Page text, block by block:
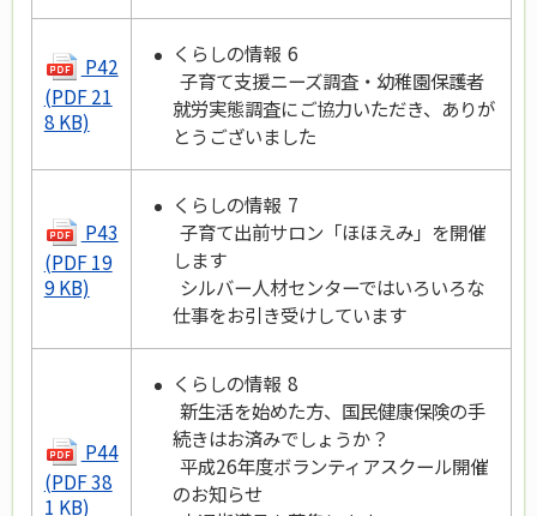
P42
(PDF 21
8 KB)
くらしの情報 6
子育て支援ニーズ調査・幼稚園保護者
就労実態調査にご協力いただき、ありが
とうございました
P43
(PDF 19
9 KB)
くらしの情報 7
子育て出前サロン「ほほえみ」を開催
します
シルバー人材センターではいろいろな
仕事をお引き受けしています
P44
(PDF 38
1 KB)
くらしの情報 8
新生活を始めた方、国民健康保険の手
続きはお済みでしょうか？
平成26年度ボランティアスクール開催
のお知らせ